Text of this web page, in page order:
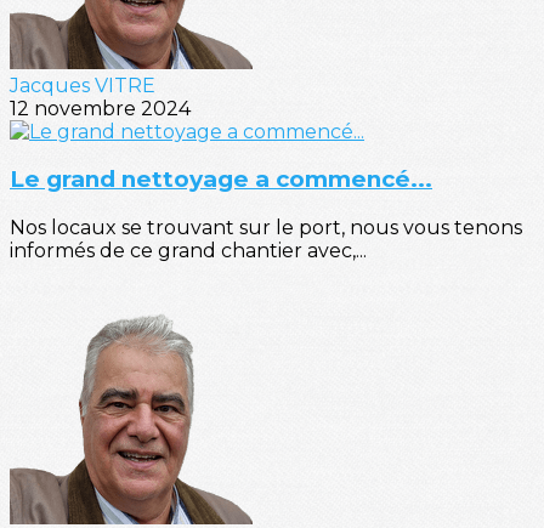
Jacques VITRE
12 novembre 2024
Le grand nettoyage a commencé...
Nos locaux se trouvant sur le port, nous vous tenons
informés de ce grand chantier avec,...